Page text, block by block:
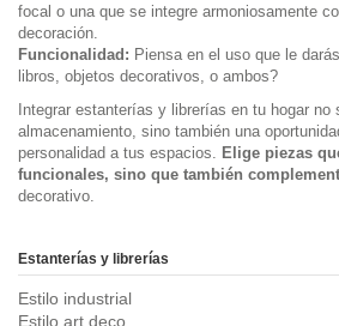
focal o una que se integre armoniosamente
decoración.
Funcionalidad: Piensa en el uso que le
libros, objetos decorativos, o ambos?
Integrar estanterías y librerías en tu hogar
almacenamiento, sino también una
personalidad a tus espacios.
Elige piezas
funcionales, sino que también
decorativo.
Estanterías y librerías
Estilo industrial
Estilo art deco